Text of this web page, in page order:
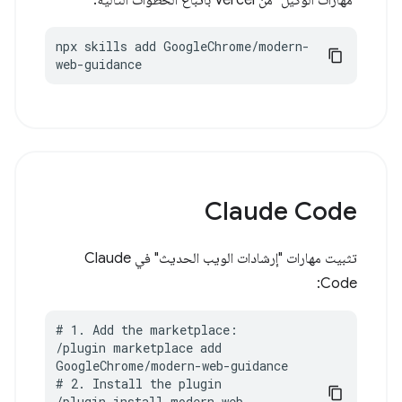
npx skills add GoogleChrome/modern-
web-guidance
Claude Code
تثبيت مهارات "إرشادات الويب الحديث" في Claude
Code:
# 1. Add the marketplace:
/plugin marketplace add
GoogleChrome/modern-web-guidance
# 2. Install the plugin